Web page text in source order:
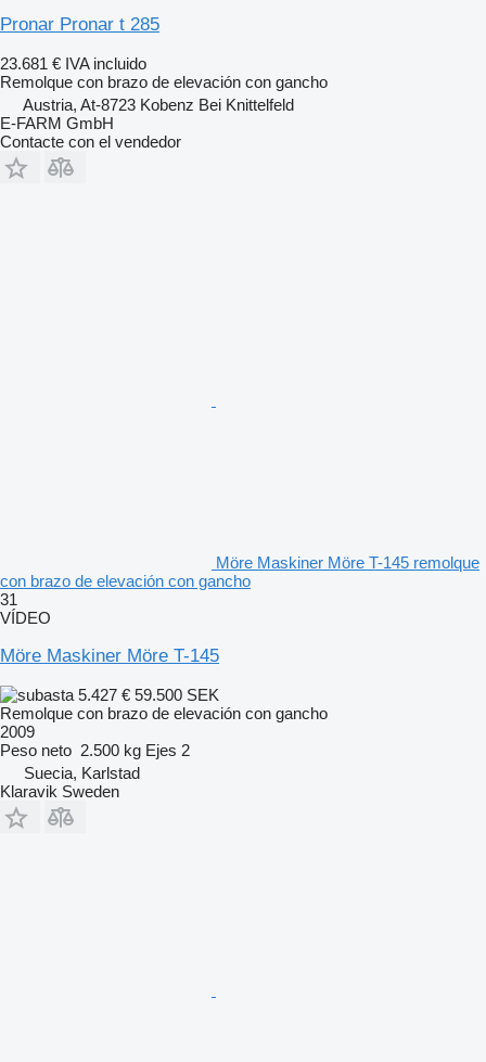
Pronar Pronar t 285
23.681 € IVA incluido
Remolque con brazo de elevación con gancho
Austria, At-8723 Kobenz Bei Knittelfeld
E-FARM GmbH
Contacte con el vendedor
Möre Maskiner Möre T-145 remolque
con brazo de elevación con gancho
31
VÍDEO
Möre Maskiner Möre T-145
5.427 € 59.500 SEK
Remolque con brazo de elevación con gancho
2009
Peso neto 2.500 kg Ejes 2
Suecia, Karlstad
Klaravik Sweden